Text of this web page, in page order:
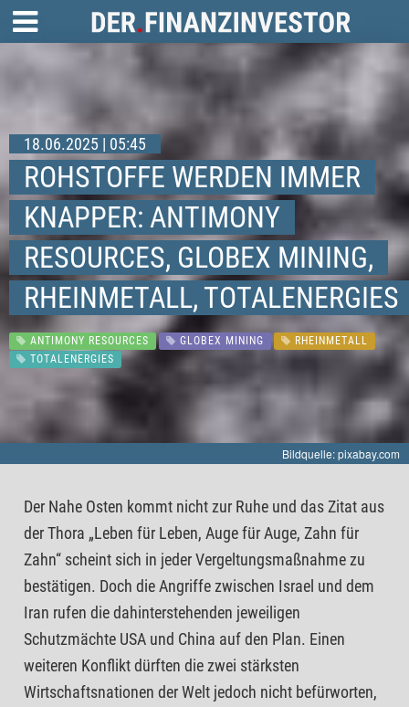
18.06.2025 | 05:45
ROHSTOFFE WERDEN IMMER
KNAPPER: ANTIMONY
RESOURCES, GLOBEX MINING,
RHEINMETALL, TOTALENERGIES
ANTIMONY RESOURCES GLOBEX MINING
RHEINMETALL
TOTALENERGIES
Bildquelle: pixabay.com
Der Nahe Osten kommt nicht zur Ruhe und das Zitat aus
der Thora „Leben für Leben, Auge für Auge, Zahn für
Zahn“ scheint sich in jeder Vergeltungsmaßnahme zu
bestätigen. Doch die Angriffe zwischen Israel und dem
Iran rufen die dahinterstehenden jeweiligen
Schutzmächte USA und China auf den Plan. Einen
weiteren Konflikt dürften die zwei stärksten
Wirtschaftsnationen der Welt jedoch nicht befürworten,